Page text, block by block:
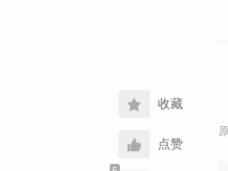
收藏
点赞